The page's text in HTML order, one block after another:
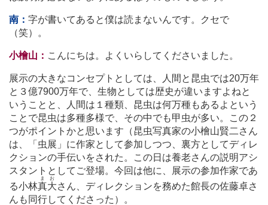
南： 字が書いてあると僕は読まないんです。クセで
（笑）。
小檜山： こんにちは。よくいらしてくださいました。
展示の大きなコンセプトとしては、人間と昆虫では20万年
と３億7900万年で、生物としては歴史が違いますよねと
いうことと、人間は１種類、昆虫は何万種もあるよという
ことで昆虫は多種多様で、その中でも甲虫が多い。この２
つがポイントかと思います（昆虫写真家の小檜山賢二さん
は、「虫展」に作家として参加しつつ、裏方としてディレ
クションの手伝いをされた。この日は養老さんの説明アシ
スタントとしてご登場。今回は他に、展示の参加作家であ
る小林真大
まお
さん、ディレクションを務めた館長の佐藤卓さ
んも同行してくださった）。